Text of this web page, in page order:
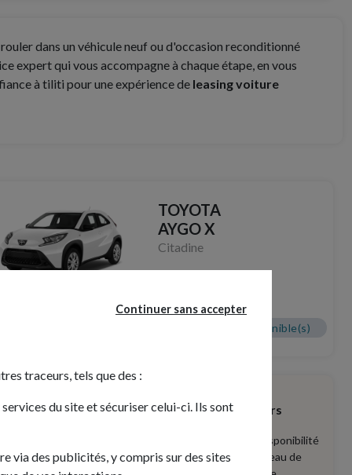
Continuer sans accepter
traceurs, tels que des :
du site et sécuriser celui-ci. Ils sont
via des publicités, y compris sur des sites
dans un véhicule neuf ou d'occasion reconditionné
expert qui vous accompagne à chaque étape, en vous
à tiliti pour une expérience de leasing voiture
TOYOTA
AYGO X
Citadine
à partir de
2 véhicule(s) disponible(s)
Livraison à domicile en 15 jours
Avec plus de 7 000 véhicules en disponibilité
immédiate et grâce à son large réseau de